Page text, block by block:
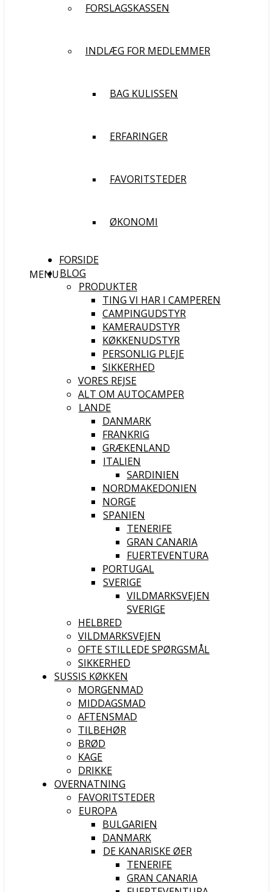
FORSLAGSKASSEN
INDLÆG FOR MEDLEMMER
BAG KULISSEN
ERFARINGER
FAVORITSTEDER
ØKONOMI
MENU
FORSIDE
BLOG
PRODUKTER
TING VI HAR I CAMPEREN
CAMPINGUDSTYR
KAMERAUDSTYR
KØKKENUDSTYR
PERSONLIG PLEJE
SIKKERHED
VORES REJSE
ALT OM AUTOCAMPER
LANDE
DANMARK
FRANKRIG
GRÆKENLAND
ITALIEN
SARDINIEN
NORDMAKEDONIEN
NORGE
SPANIEN
TENERIFE
GRAN CANARIA
FUERTEVENTURA
PORTUGAL
SVERIGE
VILDMARKSVEJEN
SVERIGE
HELBRED
VILDMARKSVEJEN
OFTE STILLEDE SPØRGSMÅL
SIKKERHED
SUSSIS KØKKEN
MORGENMAD
MIDDAGSMAD
AFTENSMAD
TILBEHØR
BRØD
KAGE
DRIKKE
OVERNATNING
FAVORITSTEDER
EUROPA
BULGARIEN
DANMARK
DE KANARISKE ØER
TENERIFE
GRAN CANARIA